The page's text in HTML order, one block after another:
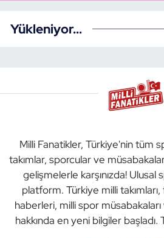
Yükleniyor...
Milli Fanatikler, Türkiye'nin tüm
takımlar, sporcular ve
gelişmelerle karşınızda! Ulusal
platform. Türkiye milli
haberleri, milli spor
hakkında en yeni bilgiler başladı.